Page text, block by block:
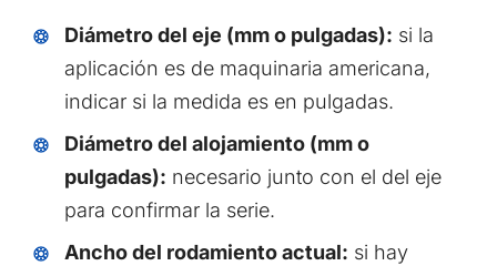
Diámetro del eje (mm o pulgadas): si la
aplicación es de maquinaria americana,
indicar si la medida es en pulgadas.
Diámetro del alojamiento (mm o
pulgadas): necesario junto con el del eje
para confirmar la serie.
Ancho del rodamiento actual: si hay